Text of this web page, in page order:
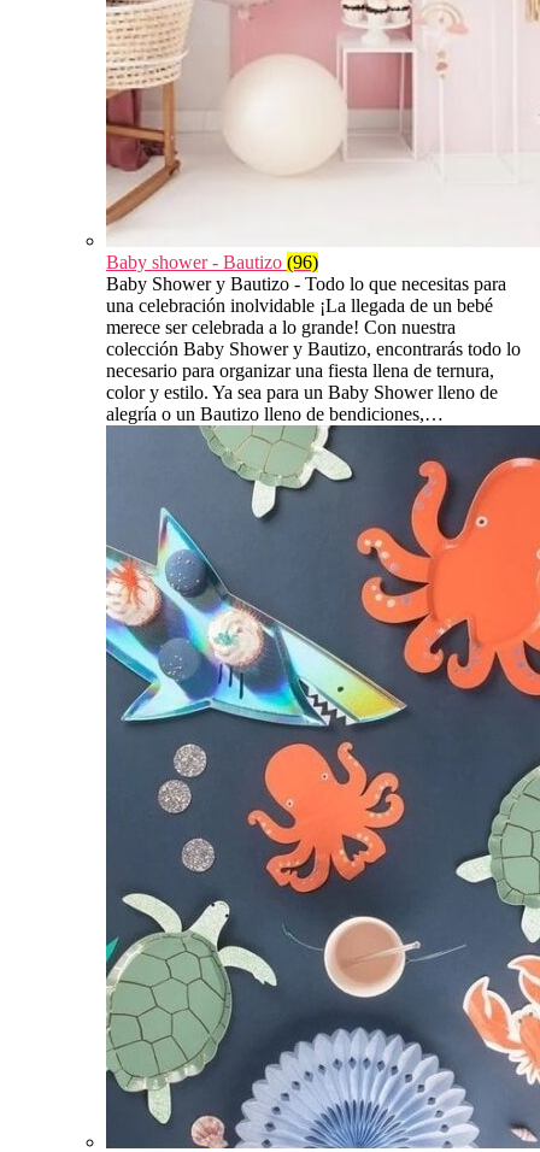
Baby shower - Bautizo (96)
Baby Shower y Bautizo - Todo lo que necesitas para
una celebración inolvidable ¡La llegada de un bebé
merece ser celebrada a lo grande! Con nuestra
colección Baby Shower y Bautizo, encontrarás todo lo
necesario para organizar una fiesta llena de ternura,
color y estilo. Ya sea para un Baby Shower lleno de
alegría o un Bautizo lleno de bendiciones,…